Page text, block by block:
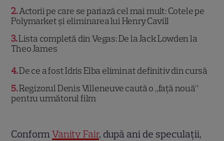
2 Actorii pe care se pariază cel mai mult: Cotele pe
Polymarket și eliminarea lui Henry Cavill
3 Lista completă din Vegas: De la Jack Lowden la
Theo James
4 De ce a fost Idris Elba eliminat definitiv din cursă
5 Regizorul Denis Villeneuve caută o „față nouă”
pentru următorul film
ConformVanity Fair, după ani de speculații,